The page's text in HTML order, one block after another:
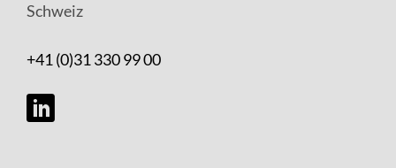
Schweiz
+41 (0)31 330 99 00